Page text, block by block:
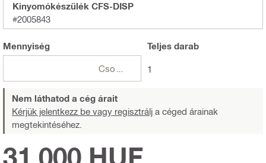
Kinyomókészülék CFS-DISP
#2005843
Mennyiség Teljesdarab
1
Nem láthatod a cég árait
Kérjük jelentkezz be vagy regisztrálj a céged árainak
megtekintéséhez.